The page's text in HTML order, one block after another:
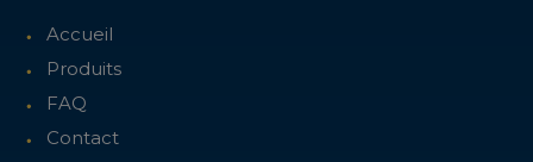
Accueil
Produits
FAQ
Contact